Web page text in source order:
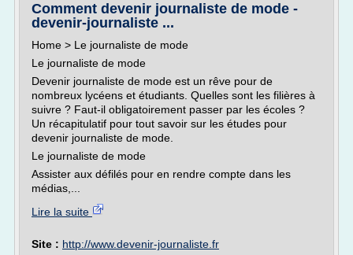
Comment devenir journaliste de mode -
devenir-journaliste ...
Home > Le journaliste de mode
Le journaliste de mode
Devenir journaliste de mode est un rêve pour de
nombreux lycéens et étudiants. Quelles sont les filières à
suivre ? Faut-il obligatoirement passer par les écoles ?
Un récapitulatif pour tout savoir sur les études pour
devenir journaliste de mode.
Le journaliste de mode
Assister aux défilés pour en rendre compte dans les
médias,...
Lire la suite
Site : http://www.devenir-journaliste.fr